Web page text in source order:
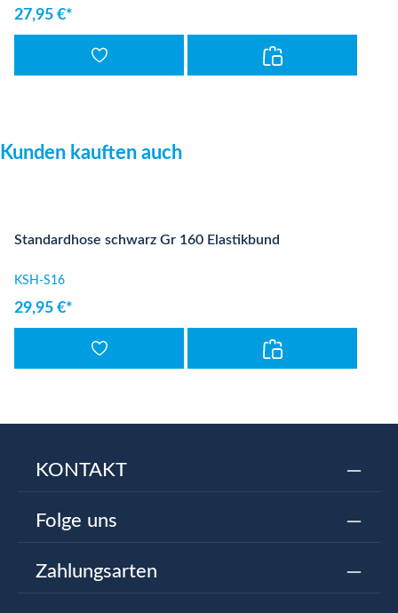
27,95 €*
Produktgalerie überspringen
Kunden kauften auch
Standardhose schwarz Gr 160 Elastikbund
KSH-S16
29,95 €*
KONTAKT
Folge uns
Zahlungsarten